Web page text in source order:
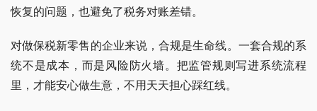
恢复的问题，也避免了税务对账差错。
对做保税新零售的企业来说，合规是生命线。一套合规的系
统不是成本，而是风险防火墙。把监管规则写进系统流程
里，才能安心做生意，不用天天担心踩红线。